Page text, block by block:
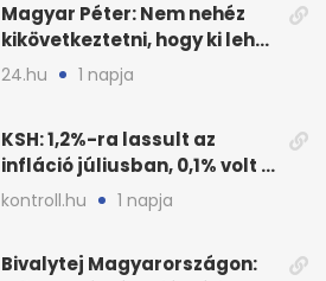
Magyar Péter: Nem nehéz
kikövetkeztetni, hogy ki lehet
a három jelölt
24.hu 1 napja
KSH: 1,2%-ra lassult az
infláció júliusban, 0,1% volt a
havi áresés
kontroll.hu 1 napja
Bivalytej Magyarországon: